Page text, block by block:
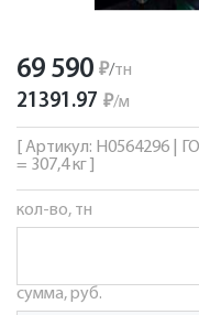
69 590 ₽/тн
21391.97 ₽/м
[ Артикул: Н0564296 |
= 307,4 кг ]
кол-во, тн
сумма, руб.